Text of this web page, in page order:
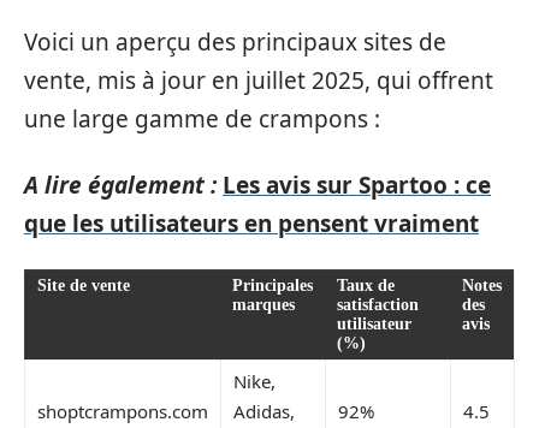
Voici un aperçu des principaux sites de
vente, mis à jour en juillet 2025, qui offrent
une large gamme de crampons :
A lire également : Les avis sur Spartoo : ce
que les utilisateurs en pensent vraiment
Site de vente
Principales
marques
Taux de
satisfaction
utilisateur
(%)
Notes
des
avis
shoptcrampons.com
Nike,
Adidas,
92% 4.5